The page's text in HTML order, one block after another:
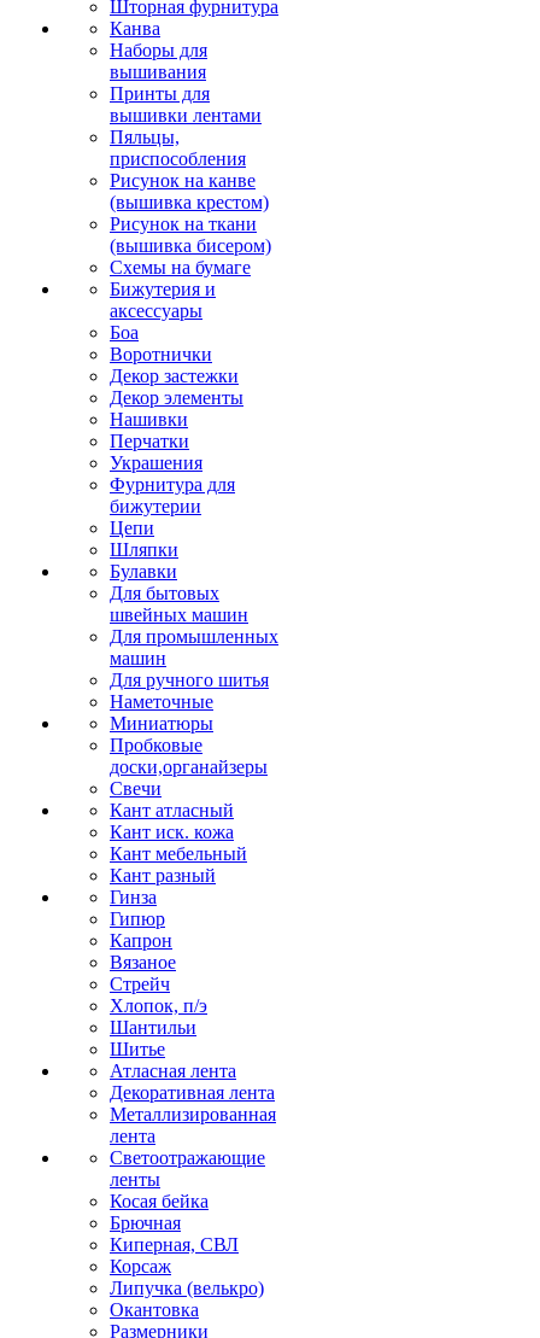
Шторная фурнитура
Канва
Наборы для
вышивания
Принты для
вышивки лентами
Пяльцы,
приспособления
Рисунок на канве
(вышивка крестом)
Рисунок на ткани
(вышивка бисером)
Схемы на бумаге
Бижутерия и
аксессуары
Боа
Воротнички
Декор застежки
Декор элементы
Нашивки
Перчатки
Украшения
Фурнитура для
бижутерии
Цепи
Шляпки
Булавки
Для бытовых
швейных машин
Для промышленных
машин
Для ручного шитья
Наметочные
Миниатюры
Пробковые
доски,органайзеры
Свечи
Кант атласный
Кант иск. кожа
Кант мебельный
Кант разный
Гинза
Гипюр
Капрон
Вязаное
Стрейч
Хлопок, п/э
Шантильи
Шитье
Атласная лента
Декоративная лента
Металлизированная
лента
Светоотражающие
ленты
Косая бейка
Брючная
Киперная, СВЛ
Корсаж
Липучка (велькро)
Окантовка
Размерники